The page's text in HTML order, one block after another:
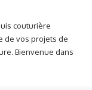
couturière
de vos projets de
Bienvenue dans